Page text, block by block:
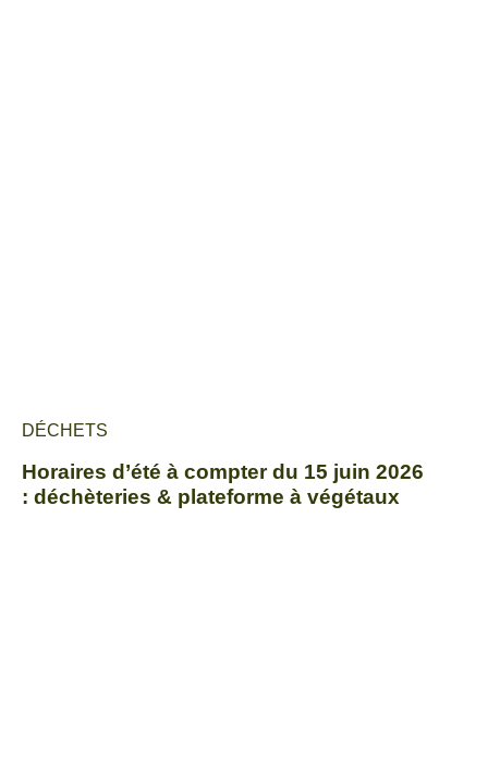
DÉCHETS
Horaires d’été à compter du 15 juin 2026
: déchèteries & plateforme à végétaux